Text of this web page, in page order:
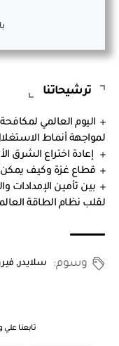
ترشيحاتنا
اليوم العالمي لمكافحة
لمواجهة أنماط
إعادة اختراع الشرق
قطاع غزة وكيف يمكن
بين تأمين الإمدادات
لقلب نظام الطاقة
وسوم: سلايدر,
تابعنا علي